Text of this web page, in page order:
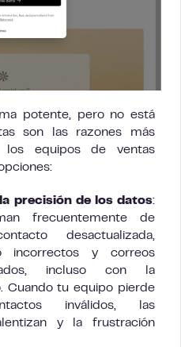
potente, pero no está
son las razones más
equipos de ventas
precisión de los datos:
frecuentemente de
desactualizada,
incorrectos y correos
incluso con la
Cuando tu equipo pierde
inválidos, las
y la frustración